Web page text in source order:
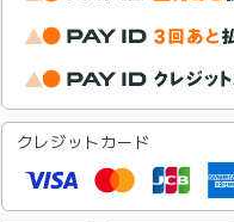
クレジットカード